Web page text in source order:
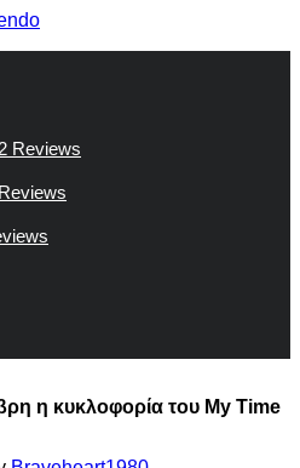
Reviews
η κυκλοφορία του My Time